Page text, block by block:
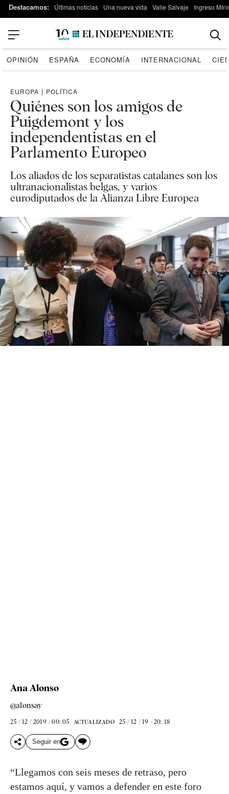
Destacamos: Últimas noticias Una nueva vida Valle Salvaje Ingreso
OPINIÓN ESPAÑA ECONOMÍA INTERNACIONAL
EUROPA | POLÍTICA
Quiénes son los amigos de
Puigdemont y los
independentistas en el
Parlamento Europeo
Los aliados de los separatistas catalanes son los
ultranacionalistas belgas, y varios
eurodiputados de la Alianza Libre Europea
Ana Alonso
@alonsay
25 / 12 / 2019 - 00: 05 ACTUALIZADO 25 / 12 / 19 - 20: 18
Seguir en
“Llegamos con seis meses de retraso, pero
estamos aquí, y vamos a defender en este foro